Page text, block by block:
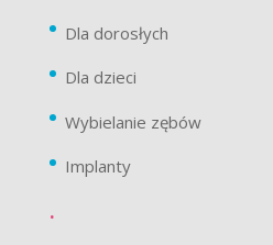
Dla dorosłych
Dla dzieci
Wybielanie zębów
Implanty
.